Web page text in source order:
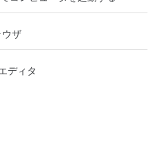
ウザ
ディタ